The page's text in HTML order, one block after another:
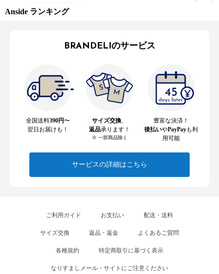
Anside ランキング
BRANDELIのサービス
全国送料390円〜
翌日お届けも！
サイズ交換、
返品承ります！
※ 一部商品除く
豊富な決済！
後払いやPayPayも利
用可能
サービスの詳細はこちら
ご利用ガイド お支払い 配送・送料
サイズ交換 返品・返金 よくあるご質問
各種規約 特定商取引に基づく表示
なりすましメール・サイトにご注意ください